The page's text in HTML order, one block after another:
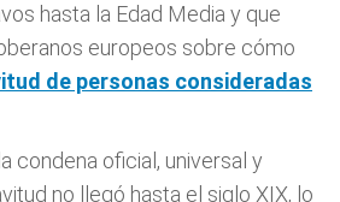
hasta la Edad Media y que
europeos sobre cómo
de personas consideradas
condena oficial, universal y
no llegó hasta el siglo XIX, lo